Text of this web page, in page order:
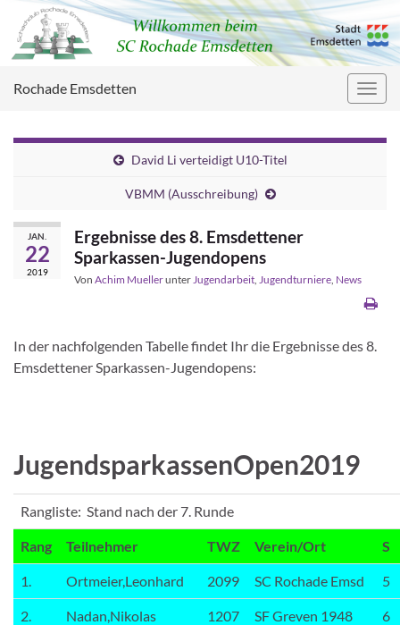
Rochade Emsdetten
David Li verteidigt U10-Titel
VBMM (Ausschreibung)
JAN.
22
2019
Ergebnisse des 8. Emsdettener
Sparkassen-Jugendopens
Von Achim Muellerunter Jugendarbeit Jugendturniere News
In der nachfolgenden Tabelle findet Ihr die Ergebnisse des 8.
Emsdettener Sparkassen-Jugendopens:
JugendsparkassenOpen2019
Rangliste: Stand nach der 7. Runde
Rang Teilnehmer TWZ Verein/Ort S
1. Ortmeier,Leonhard 2099 SC Rochade Emsd 5
2. Nadan,Nikolas 1207 SF Greven 1948 6